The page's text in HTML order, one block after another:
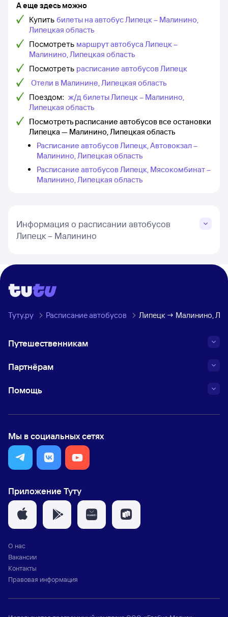
А еще здесь можно
Купить билеты на автобус Липецк – Малинино,
Липецкая область
Посмотреть маршрут автобуса Липецк –
Малинино, Липецкая область
Посмотреть расписание автобусов Липецк
Отели в Малинине, Липецкая область
Поездом: ж/д билеты Липецк – Малинино,
Липецкая область
Посмотреть расписание автобусов все остановки
Липецка — Малинино, Липецкая область
Расписание автобусов Липецк, Автовокзал –
Малинино, Липецкая область
Расписание автобусов Липецк, Мясокомбинат –
Малинино, Липецкая область
Информация о расписании автобусов
Липецк – Малинино
Туту.ру Расписание автобусов Липецк → Малинино,
Путешественникам
Партнёрам
Помощь
Мы в социальных сетях
Приложение Туту
О нас
Вакансии
Контакты
Правовая информация